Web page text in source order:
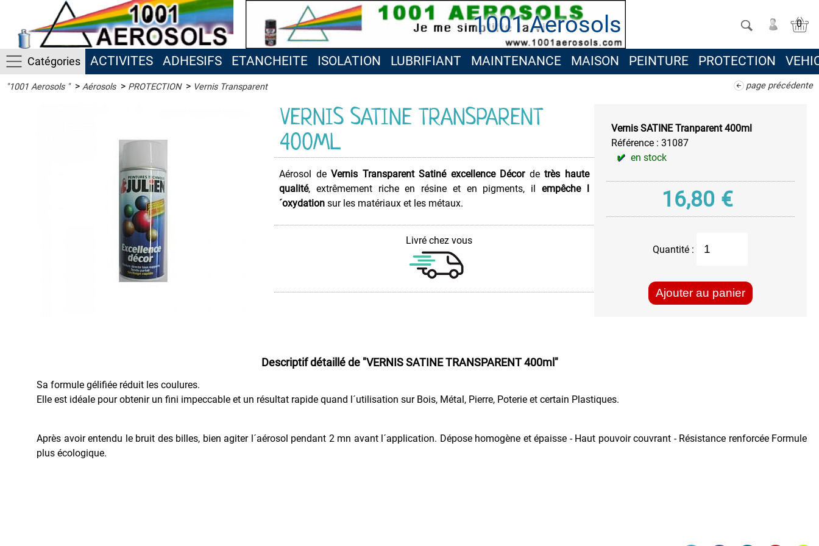
1001 Aerosols 0
Catégories ACTIVITES ADHESIFS ETANCHEITE ISOLATION LUBRIFIANT MAINTENANCE MAISON PEINTURE PROTECTION
"1001 Aerosols " page précédente
> Aérosols> PROTECTION> Vernis Transparent
VERNIS SATINE TRANSPARENT
400ML
Aérosol deVernis Transparent Satiné excellence Décor detrès haute
qualité, extrêmement riche en résine et en pigments, il empêche l
´oxydation sur les matériaux et les métaux.
Livré chez vous
Vernis SATINE Tranparent 400ml
Référence : 31087
en stock
16,80 €
Quantité :
Ajouter au panier
Descriptif détaillé de "VERNIS SATINE TRANSPARENT 400ml"
Sa formule gélifiée réduit les coulures.
Elle est idéale pour obtenir un fini impeccable et un résultat rapide quand l´utilisation sur Bois, Métal, Pierre, Poterie et certain Plastiques.
Après avoir entendu le bruit des billes, bien agiter l´aérosol pendant 2 mn avant l´application. Dépose homogène et épaisse - Haut pouvoir couvrant - Résistance renforcée Formule
plus écologique.
Rouille
Film